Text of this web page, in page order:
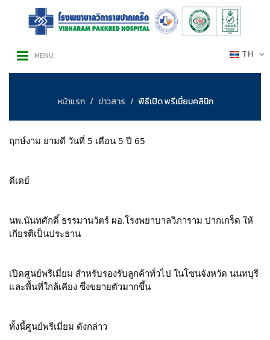
TH
MENU
หน้าแรก ข่าวสาร พิธีเปิด พรีเมี่ยมคลินิก
ฤกษ์งาม ยามดี วันที่ 5 เดือน 5 ปี 65
ดีเดย์
นพ.นันทศักดิ์ ธรรมานวัตร์ ผอ.โรงพยาบาลวิภาราม ปากเกร็ด ให้
เกียรติเป็นประธาน
เปิดศูนย์พรีเมี่ยม สำหรับรองรับลูกค้าทั่วไป ในโซนจังหวัด นนทบุรี
และพื้นที่ใกล้เคียง ซึ่งขยายตัวมากขึ้น
ทั้งนี้ศูนย์พรีเมี่ยม ดังกล่าว